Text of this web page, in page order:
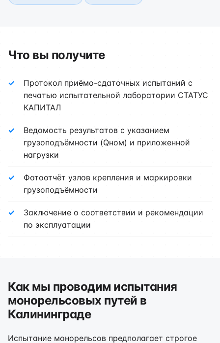
Что вы получите
Протокол приёмо-сдаточных испытаний с
печатью испытательной лаборатории СТАТУС
КАПИТАЛ
Ведомость результатов с указанием
грузоподъёмности (Qном) и приложенной
нагрузки
Фотоотчёт узлов крепления и маркировки
грузоподъёмности
Заключение о соответствии и рекомендации
по эксплуатации
Как мы проводим испытания
монорельсовых путей в
Калининграде
Испытание монорельсов предполагает строгое